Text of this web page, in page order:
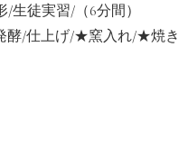
徒実習/（6分間）
酵/仕上げ/★窯入れ/★焼